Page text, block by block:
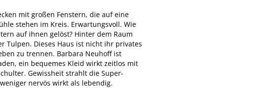
mit großen Fenstern, die auf eine
stehen im Kreis. Erwartungsvoll. Wie
auf ihnen gelöst? Hinter dem Raum
Tulpen. Dieses Haus ist nicht ihr privates
zu trennen. Barbara Neuhoff ist
ein bequemes Kleid wirkt zeitlos mit
Gewissheit strahlt die Super­
nervös wirkt als lebendig.